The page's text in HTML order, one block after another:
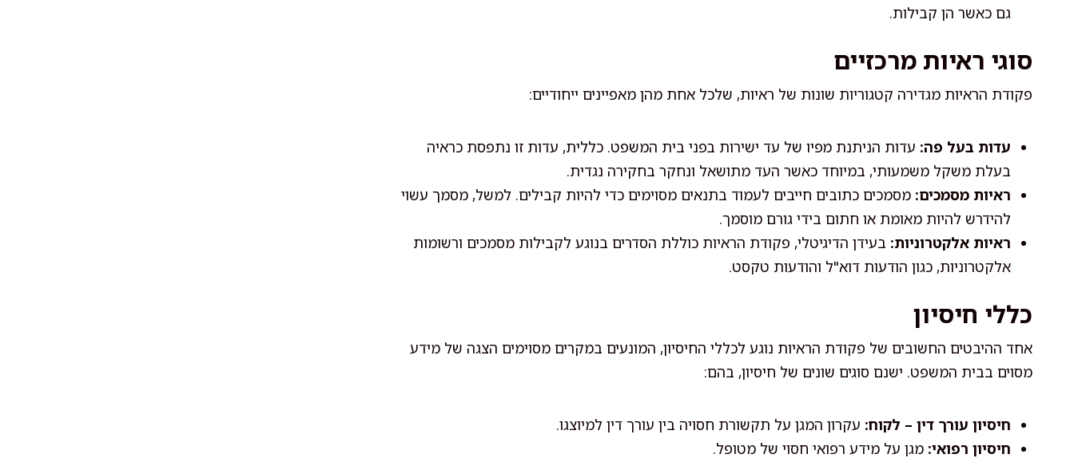
גם כאשר הן קבילות.
סוגי ראיות מרכזיים
פקודת הראיות מגדירה קטגוריות שונות של ראיות, שלכל אחת מהן מאפיינים ייחודיים:
עדות בעל פה: עדות הניתנת מפיו של עד ישירות בפני בית המשפט. כללית, עדות זו נתפסת כראיה
בעלת משקל משמעותי, במיוחד כאשר העד מתושאל ונחקר בחקירה נגדית.
ראיות מסמכים: מסמכים כתובים חייבים לעמוד בתנאים מסוימים כדי להיות קבילים. למשל, מסמך עשוי
להידרש להיות מאומת או חתום בידי גורם מוסמך.
ראיות אלקטרוניות: בעידן הדיגיטלי, פקודת הראיות כוללת הסדרים בנוגע לקבילות מסמכים ורשומות
אלקטרוניות, כגון הודעות דוא"ל והודעות טקסט.
כללי חיסיון
אחד ההיבטים החשובים של פקודת הראיות נוגע לכללי החיסיון, המונעים במקרים מסוימים הצגה של מידע
מסוים בבית המשפט. ישנם סוגים שונים של חיסיון, בהם:
חיסיון עורך דין – לקוח: עקרון המגן על תקשורת חסויה בין עורך דין למיוצגו.
חיסיון רפואי: מגן על מידע רפואי חסוי של מטופל.